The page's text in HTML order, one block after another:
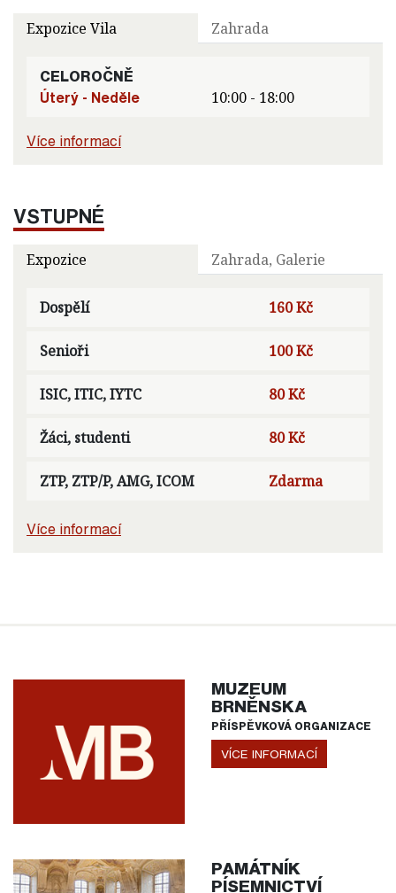
Expozice Vila Zahrada
CELOROČNĚ
Úterý - Neděle
10:00 - 18:00
Více informací
VSTUPNÉ
Expozice Zahrada, Galerie
Dospělí 160 Kč
Senioři 100 Kč
ISIC, ITIC, IYTC 80 Kč
Žáci, studenti 80 Kč
ZTP, ZTP/P, AMG, ICOM Zdarma
Více informací
MUZEUM
BRNĚNSKA
PŘÍSPĚVKOVÁ ORGANIZACE
VÍCE INFORMACÍ
PAMÁTNÍK
PÍSEMNICTVÍ